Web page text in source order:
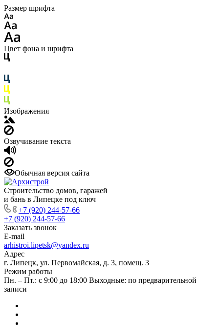
Размер шрифта
Цвет фона и шрифта
Изображения
Озвучивание текста
Обычная версия сайта
Строительство домов, гаражей
и бань в Липецке под ключ
+7 (920) 244-57-66
+7 (920) 244-57-66
Заказать звонок
E-mail
arhistroi.lipetsk@yandex.ru
Адрес
г. Липецк, ул. Первомайская, д. 3, помещ. 3
Режим работы
Пн. – Пт.: с 9:00 до 18:00 Выходные: по предварительной
записи